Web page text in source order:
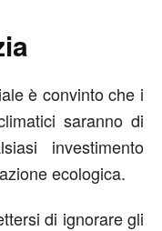
è convinto che i
saranno di
investimento
ecologica.
di ignorare gli